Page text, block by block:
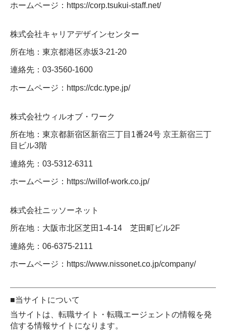
ホームページ：https://corp.tsukui-staff.net/
株式会社キャリアデザインセンター
所在地：東京都港区赤坂3-21-20
連絡先：03-3560-1600
ホームページ：https://cdc.type.jp/
株式会社ウィルオブ・ワーク
所在地：東京都新宿区新宿三丁目1番24号 京王新宿三丁
目ビル3階
連絡先：03-5312-6311
ホームページ：https://willof-work.co.jp/
株式会社ニッソーネット
所在地：大阪市北区芝田1-4-14 芝田町ビル2F
連絡先：06-6375-2111
ホームページ：https://www.nissonet.co.jp/company/
■当サイトについて
当サイトは、転職サイト・転職エージェントの情報を発
信する情報サイトになります。